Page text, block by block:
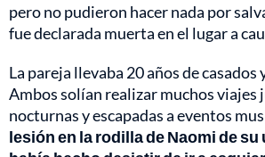
pero no pudieron hacer nada por
fue declarada muerta en el lugar a
La pareja llevaba 20 años de casados
Ambos solían realizar muchos viajes
nocturnas y escapadas a eventos
lesión en la rodilla de Naomi de